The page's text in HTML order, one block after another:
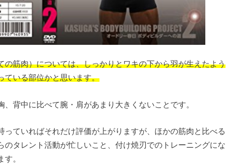
の筋肉）については、しっかりとワキの下から羽が生えたよう
ている部位かと思います。
背中に比べて腕・肩があまり大きくないことです。
っていればそれだけ評価が上がりますが、ほかの筋肉と比べる
のタレント活動が忙しいこと、付け焼刃でのトレーニングにな
。